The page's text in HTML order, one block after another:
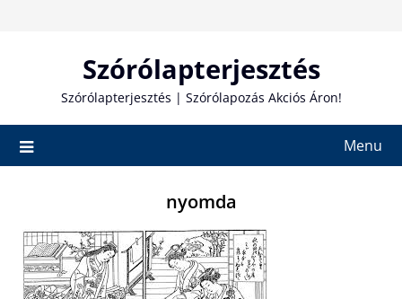
Szórólapterjesztés
Szórólapterjesztés | Szórólapozás Akciós Áron!
Menu
nyomda